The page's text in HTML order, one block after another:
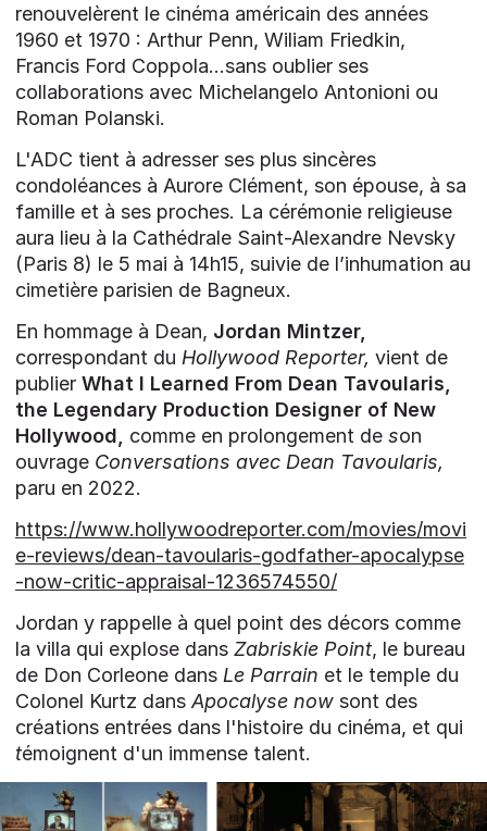
renouvelèrent le cinéma américain des années
1960 et 1970 : Arthur Penn, Wiliam Friedkin,
Francis Ford Coppola...sans oublier ses
collaborations avec Michelangelo Antonioni ou
Roman Polanski.
L'ADC tient à adresser ses plus sincères
condoléances à Aurore Clément, son épouse, à sa
famille et à ses proches. La cérémonie religieuse
aura lieu à la Cathédrale Saint-Alexandre Nevsky
(Paris 8) le 5 mai à 14h15, suivie de l’inhumation au
cimetière parisien de Bagneux.
En hommage à Dean, Jordan Mintzer,
correspondant du Hollywood Reporter, vient de
publier What I Learned From Dean Tavoularis,
the Legendary Production Designer of New
Hollywood,
comme en prolongement de son
ouvrage Conversations avec Dean Tavoularis,
paru en 2022.
https://www.hollywoodreporter.com/movies/movi
e-reviews/dean-tavoularis-godfather-apocalypse
-now-critic-appraisal-1236574550/
Jordan y rappelle à quel point des décors comme
la villa qui explose dans Zabriskie Point, le bureau
de Don Corleone dans Le Parrain et le temple du
Colonel Kurtz dans Apocalyse now sont des
créations entrées dans l'histoire du cinéma, et qui
témoignent d'un immense talent.